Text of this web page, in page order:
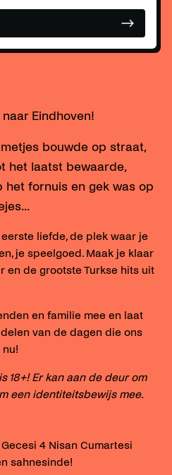
Eindhoven!
bouwde op straat,
het laatst bewaarde,
het fornuis en gek was op
liefde, de plek waar je
je speelgoed. Maak je klaar
en de grootste Turkse hits uit
en familie mee en laat
van de dagen die ons
18+! Er kan aan de deur om
een identiteitsbewijs mee.
4 Nisan Cumartesi
sahnesinde!